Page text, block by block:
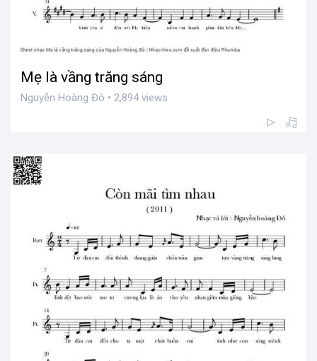
Mẹ là vầng trăng sáng
Nguyễn Hoàng Đô • 2,894 views